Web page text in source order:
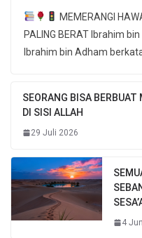
MEMERANGI
PALING BERAT Ibrahim
Ibrahim bin Adham
SEORANG BISA
DI SISI ALLAH
29 Juli 2026
4